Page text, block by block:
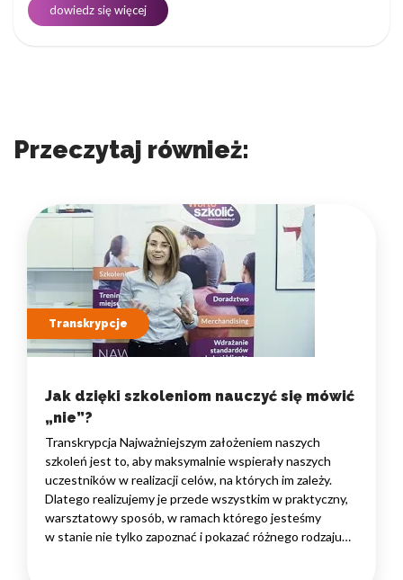
dowiedz się więcej
Przeczytaj również:
Transkrypcje
Jak dzięki szkoleniom nauczyć się mówić
„nie”?
Transkrypcja Najważniejszym założeniem naszych
szkoleń jest to, aby maksymalnie wspierały naszych
uczestników w realizacji celów, na których im zależy.
Dlatego realizujemy je przede wszystkim w praktyczny,
warsztatowy sposób, w ramach którego jesteśmy
w stanie nie tylko zapoznać i pokazać różnego rodzaju